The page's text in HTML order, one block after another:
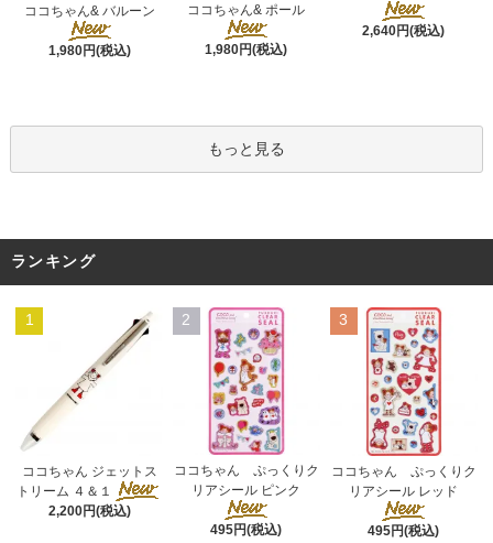
ココちゃん& バルーン
1,980円(税込)
ココちゃん& ポール
1,980円(税込)
2,640円(税込)
もっと見る
ランキング
1
ココちゃん ジェットス
トリーム ４＆１
2,200円(税込)
2
ココちゃん ぷっくりク
リアシール ピンク
495円(税込)
3
ココちゃん ぷっくりク
リアシール レッド
495円(税込)